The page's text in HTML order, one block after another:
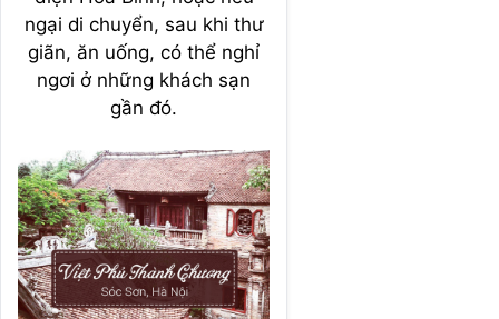
ngại di chuyển, sau khi thư
giãn, ăn uống, có thể nghỉ
ngơi ở những khách sạn
gần đó.